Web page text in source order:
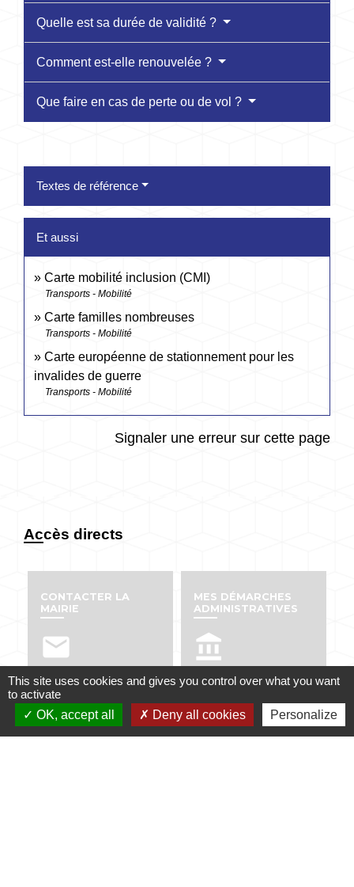
Quelle est sa durée de validité ?
Comment est-elle renouvelée ?
Que faire en cas de perte ou de vol ?
Textes de référence
Et aussi
Carte mobilité inclusion (CMI)
Transports - Mobilité
Carte familles nombreuses
Transports - Mobilité
Carte européenne de stationnement pour les
invalides de guerre
Transports - Mobilité
Signaler une erreur sur cette page
Accès directs
CONTACTER LA
MAIRIE
email
MES DÉMARCHES
ADMINISTRATIVES
account_balance
NUMÉROS UTILES PUBLICATIONS
This site uses cookies and gives you control over what you want
to activate
OK, accept all
Deny all cookies Personalize